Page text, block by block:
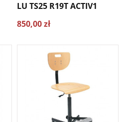
LU TS25 R19T ACTIV1
850,00 zł